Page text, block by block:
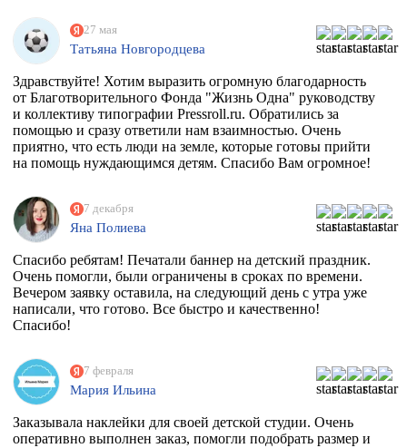
27 мая
Татьяна Новгородцева
Здравствуйте! Хотим выразить огромную благодарность
от Благотворительного Фонда "Жизнь Одна" руководству
и коллективу типографии Pressroll.ru. Обратились за
помощью и сразу ответили нам взаимностью. Очень
приятно, что есть люди на земле, которые готовы прийти
на помощь нуждающимся детям. Спасибо Вам огромное!
7 декабря
Яна Полиева
Спасибо ребятам! Печатали баннер на детский праздник.
Очень помогли, были ограничены в сроках по времени.
Вечером заявку оставила, на следующий день с утра уже
написали, что готово. Все быстро и качественно!
Спасибо!
7 февраля
Мария Ильина
Заказывала наклейки для своей детской студии. Очень
оперативно выполнен заказ, помогли подобрать размер и